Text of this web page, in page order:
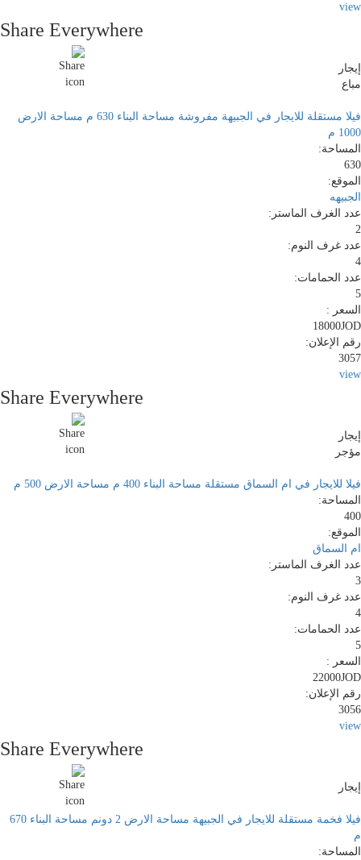
view
Share Everywhere
إيجار
مباع
فيلا مستقلة للايجار في الجبيهة مفروشة مساحة البناء 630 م مساحة الارض
1000 م
المساحة:
630
الموقع:
الجبيهه
عدد الغرف الماستر:
2
عدد غرف النوم:
4
عدد الحمامات:
5
السعر :
18000JOD
رقم الإعلان:
3057
view
Share Everywhere
إيجار
مؤجر
فيلا للايجار في ام السماق مستقلة مساحة البناء 400 م مساحة الارض 500 م
المساحة:
400
الموقع:
ام السماق
عدد الغرف الماستر:
3
عدد غرف النوم:
4
عدد الحمامات:
5
السعر :
22000JOD
رقم الإعلان:
3056
view
Share Everywhere
إيجار
فيلا فخمة مستقلة للايجار في الجبيهة مساحة الارض 2 دونم مساحة البناء 670
م
المساحة: